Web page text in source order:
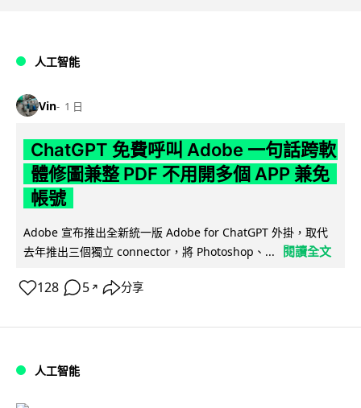
人工智能
Vin 1 日
ChatGPT 免費呼叫 Adobe 一句話跨軟
體修圖兼整 PDF 不用開多個 APP 兼免
帳號
Adobe 宣布推出全新統一版 Adobe for ChatGPT 外掛，取代
去年推出三個獨立 connector，將 Photoshop、...
閱讀全文
128 5 ↗ 分享
人工智能